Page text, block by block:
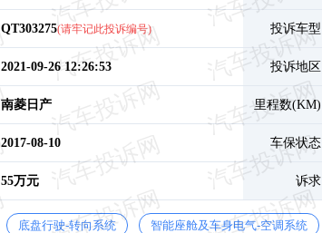
QT303275(请牢记此投诉编号) 投诉车型
2021-09-26 12:26:53 投诉地区
南菱日产 里程数(KM)
2017-08-10 车保状态
55万元 诉求
底盘行驶-转向系统 智能座舱及车身电气-空调系统